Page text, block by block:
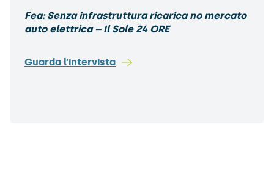
Fea: Senza infrastruttura ricarica no mercato
auto elettrica – Il Sole 24 ORE
Guarda l’intervista